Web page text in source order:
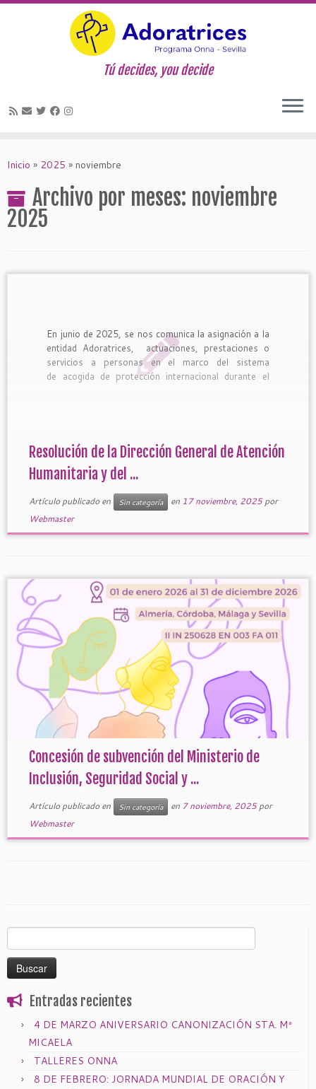
Tú decides, you decide
Inicio » 2025 » noviembre
Archivo por meses: noviembre
2025
En junio de 2025, se nos comunica la asignación a la
entidad Adoratrices, actuaciones, prestaciones o
servicios a personas en el marco del sistema
de acogida de protección internacional durante el
Resolución de la Dirección General de Atención
Humanitaria y del ...
Artículo publicado en Sin categoría en 17 noviembre, 2025 por
Webmaster
Concesión de subvención del Ministerio de
Inclusión, Seguridad Social y ...
Artículo publicado en Sin categoría en 7 noviembre, 2025 por
Webmaster
Entradas recientes
4 DE MARZO ANIVERSARIO CANONIZACIÓN STA. Mª
MICAELA
TALLERES ONNA
8 DE FEBRERO: JORNADA MUNDIAL DE ORACIÓN Y